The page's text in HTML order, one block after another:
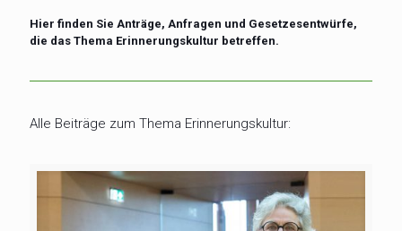
Hier finden Sie Anträge, Anfragen und Gesetzesentwürfe,
die das Thema Erinnerungskultur betreffen.
Alle Beiträge zum Thema Erinnerungskultur: